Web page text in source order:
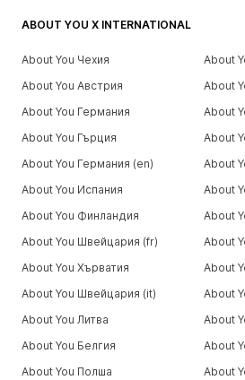
ABOUT YOU X INTERNATIONAL
About You Чехия
About
About You Австрия
About
About You Германия
About
About You Гърция
About
About You Германия (en)
About
About You Испания
About
About You Финландия
About
About You Швейцария (fr)
About
About You Хърватия
About
About You Швейцария (it)
About
About You Литва
About
About You Белгия
About
About You Полша
About